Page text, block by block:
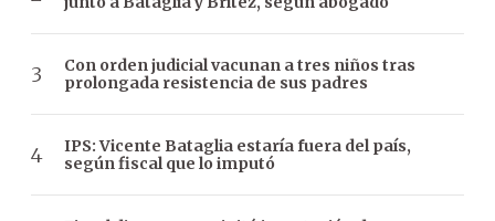
Con orden judicial vacunan a tres niños tras
prolongada resistencia de sus padres
IPS: Vicente Bataglia estaría fuera del país,
según fiscal que lo imputó